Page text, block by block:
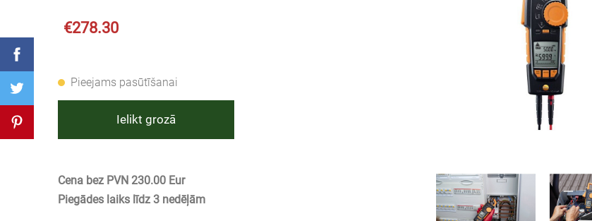
€278.30
Pieejams pasūtīšanai
Ielikt grozā
Cena bez PVN 230.00 Eur
Piegādes laiks līdz 3 nedēļām